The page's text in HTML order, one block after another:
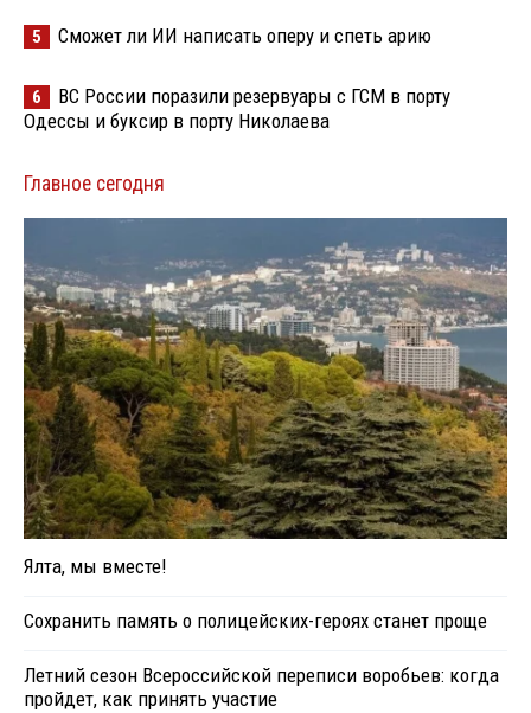
5 Сможет ли ИИ написать оперу и спеть арию
6
ВС России поразили резервуары с ГСМ в порту
Одессы и буксир в порту Николаева
Главное сегодня
Ялта, мы вместе!
Сохранить память о полицейских-героях станет проще
Летний сезон Всероссийской переписи воробьев: когда
пройдет, как принять участие